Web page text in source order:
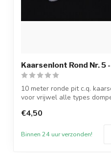
Kaarsenlont Rond Nr. 5
10 meter ronde pit c.q.
voor vrijwel alle types
€4,50
Binnen 24 uur verzonden!